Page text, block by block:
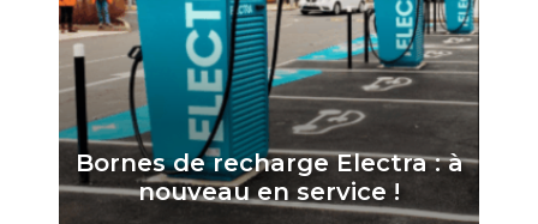
Bornes de recharge Electra : à
nouveau en service !